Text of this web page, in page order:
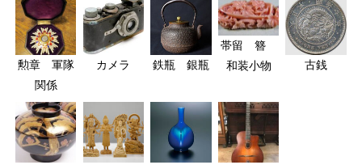
勲章 軍隊
関係
カメラ 鉄瓶 銀瓶
帯留 簪
和装小物
古銭